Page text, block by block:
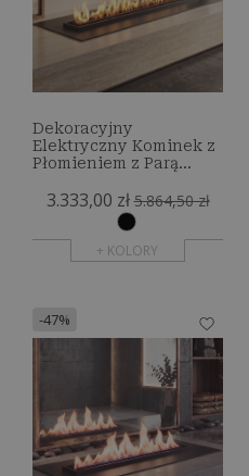
Dekoracyjny
Elektryczny Kominek z
Płomieniem z Parą
3.333,00 zł 5.864,50 zł
+ KOLORY
-47%